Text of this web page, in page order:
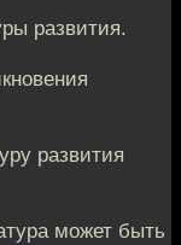
развития.
развития
может быть